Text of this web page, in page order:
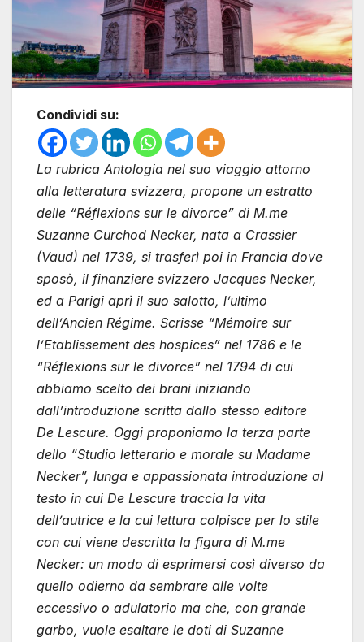
Condividi su:
La rubrica Antologia nel suo viaggio attorno
alla letteratura svizzera, propone un estratto
delle “Réflexions sur le divorce” di M.me
Suzanne Curchod Necker, nata a Crassier
(Vaud) nel 1739, si trasferì poi in Francia dove
sposò, il finanziere svizzero Jacques Necker,
ed a Parigi aprì il suo salotto, l’ultimo
dell’Ancien Régime. Scrisse “Mémoire sur
l’Etablissement des hospices” nel 1786 e le
“Réflexions sur le divorce” nel 1794 di cui
abbiamo scelto dei brani iniziando
dall’introduzione scritta dallo stesso editore
De Lescure. Oggi proponiamo la terza parte
dello “Studio letterario e morale su Madame
Necker”, lunga e appassionata introduzione al
testo in cui De Lescure traccia la vita
dell’autrice e la cui lettura colpisce per lo stile
con cui viene descritta la figura di M.me
Necker: un modo di esprimersi così diverso da
quello odierno da sembrare alle volte
eccessivo o adulatorio ma che, con grande
garbo, vuole esaltare le doti di Suzanne